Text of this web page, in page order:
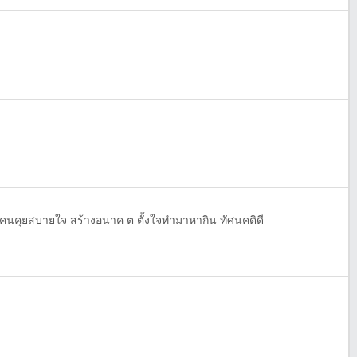
นคุยสบายใจ สร้างอนาค ต ตั้งใจทำมาหากิน ทัศนคติดี